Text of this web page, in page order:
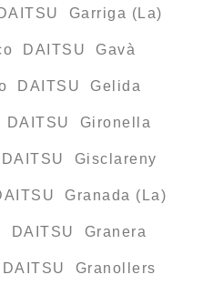
Garriga (La)
DAITSU Gavà
DAITSU Gelida
DAITSU Gironella
Gisclareny
Granada (La)
DAITSU Granera
Granollers